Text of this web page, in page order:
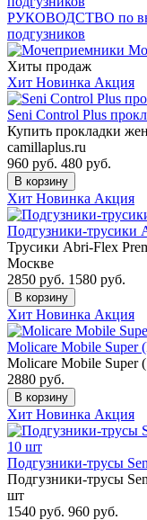
РУКОВОДСТВО по
подгузников
Хиты продаж
Хит Новинка Акция
Seni Control Plus
Купить прокладки
camillaplus.ru
960 руб. 480 руб.
В корзину
Хит Новинка Акция
Подгузники-трусики
Трусики Abri-Flex
Москве
2850 руб. 1580 руб.
В корзину
Хит Новинка Акция
Molicare Mobile Super
Molicare Mobile Super
2880 руб.
В корзину
Хит Новинка Акция
Подгузники-трусы
Подгузники-трусы
шт
1540 руб. 960 руб.